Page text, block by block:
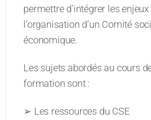
permettre d’intégrer les
l’organisation d’un Comité
économique.
Les sujets abordés au cours
formation sont :
➢ Les ressources du CSE